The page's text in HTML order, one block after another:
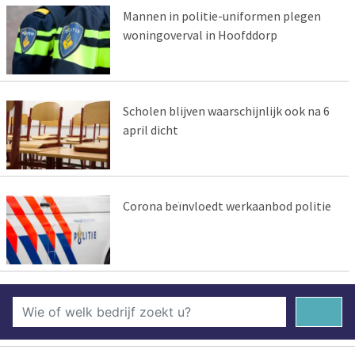
Mannen in politie-uniformen plegen
woningoverval in Hoofddorp
Scholen blijven waarschijnlijk ook na 6
april dicht
Corona beïnvloedt werkaanbod politie